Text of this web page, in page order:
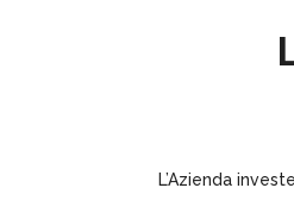
L’Azienda